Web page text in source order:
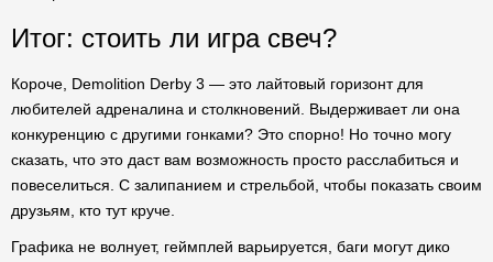
Итог: стоить ли игра свеч?
Короче, Demolition Derby 3 — это лайтовый горизонт для
любителей адреналина и столкновений. Выдерживает ли она
конкуренцию с другими гонками? Это спорно! Но точно могу
сказать, что это даст вам возможность просто расслабиться и
повеселиться. С залипанием и стрельбой, чтобы показать своим
друзьям, кто тут круче.
Графика не волнует, геймплей варьируется, баги могут дико